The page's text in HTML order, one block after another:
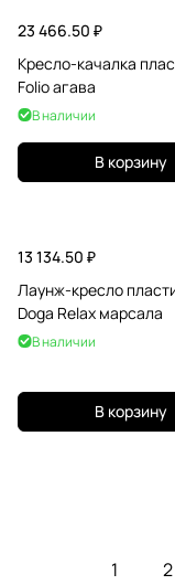
23 466.50 ₽
Кресло-качалка
Folio агава
В наличии
В корзину
13 134.50 ₽
Лаунж-кресло
Doga Relax марсала
В наличии
В корзину
1 2